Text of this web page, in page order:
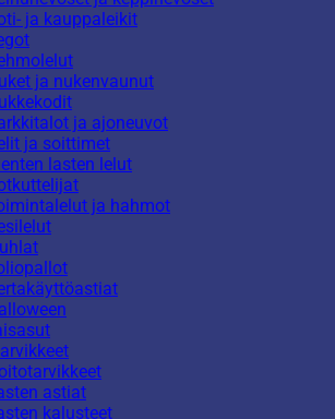
ja kauppaleikit
ja nukenvaunut
ja ajoneuvot
ja soittimet
lasten lelut
ja hahmot
astiat
kalusteet